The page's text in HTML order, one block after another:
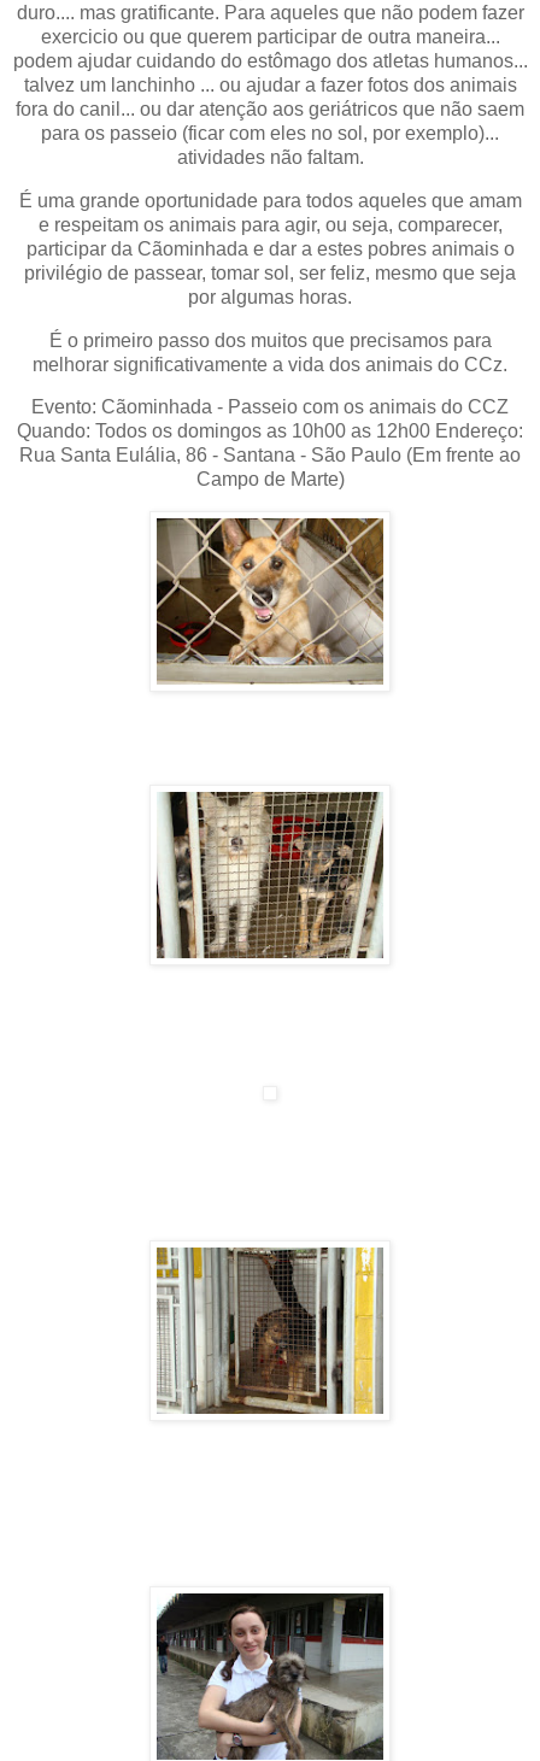
duro.... mas gratificante. Para aqueles que não podem fazer
exercicio ou que querem participar de outra maneira...
podem ajudar cuidando do estômago dos atletas humanos...
talvez um lanchinho ... ou ajudar a fazer fotos dos animais
fora do canil... ou dar atenção aos geriátricos que não saem
para os passeio (ficar com eles no sol, por exemplo)...
atividades não faltam.
É uma grande oportunidade para todos aqueles que amam
e respeitam os animais para agir, ou seja, comparecer,
participar da Cãominhada e dar a estes pobres animais o
privilégio de passear, tomar sol, ser feliz, mesmo que seja
por algumas horas.
É o primeiro passo dos muitos que precisamos para
melhorar significativamente a vida dos animais do CCz.
Evento: Cãominhada - Passeio com os animais do CCZ
Quando: Todos os domingos as 10h00 as 12h00 Endereço:
Rua Santa Eulália, 86 - Santana - São Paulo (Em frente ao
Campo de Marte)